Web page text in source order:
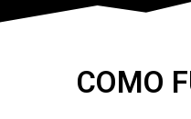
COMO